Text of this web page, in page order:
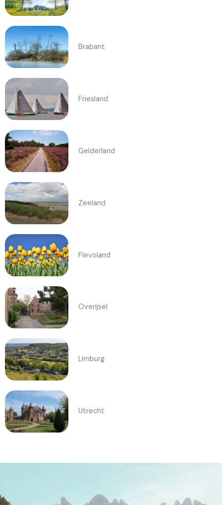
Brabant
Friesland
Gelderland
Zeeland
Flevoland
Overijsel
Limburg
Utrecht